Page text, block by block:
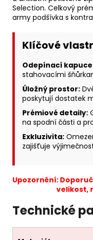
Selection. Celkový
army podšívka s
Klíčové
Odepínací
stahovacími
Úložný prostor:
poskytují dostatek
Prémiové detaily:
na spodní části a
Exkluzivita:
zajišťuje
Upozornění:
velikost,
Technické